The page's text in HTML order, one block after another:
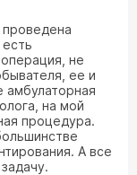
не
ее и
амбулаторная
на мой
процедура.
А все